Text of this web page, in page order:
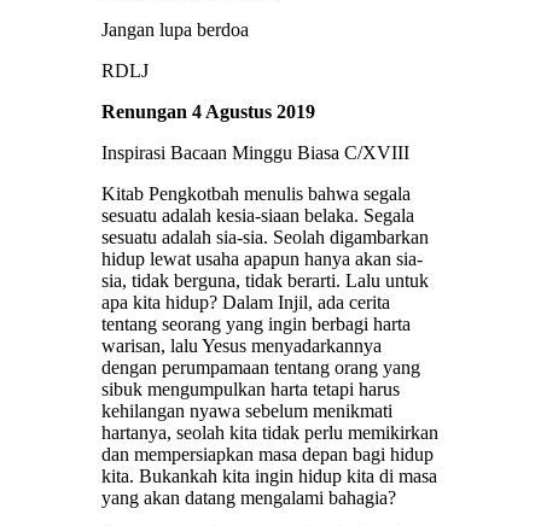
Jangan lupa berdoa
RDLJ
Renungan 4 Agustus 2019
Inspirasi Bacaan Minggu Biasa C/XVIII
Kitab Pengkotbah menulis bahwa segala
sesuatu adalah kesia-siaan belaka. Segala
sesuatu adalah sia-sia. Seolah digambarkan
hidup lewat usaha apapun hanya akan sia-
sia, tidak berguna, tidak berarti. Lalu untuk
apa kita hidup? Dalam Injil, ada cerita
tentang seorang yang ingin berbagi harta
warisan, lalu Yesus menyadarkannya
dengan perumpamaan tentang orang yang
sibuk mengumpulkan harta tetapi harus
kehilangan nyawa sebelum menikmati
hartanya, seolah kita tidak perlu memikirkan
dan mempersiapkan masa depan bagi hidup
kita. Bukankah kita ingin hidup kita di masa
yang akan datang mengalami bahagia?